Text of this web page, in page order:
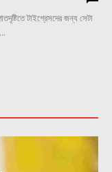
টাইগ্রেসদের জন্য সেটা